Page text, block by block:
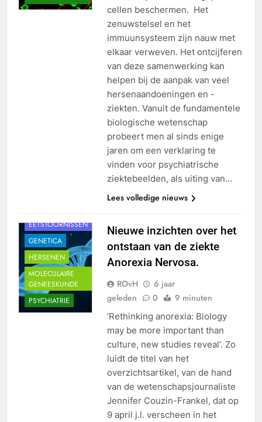
cellen beschermen. Het
zenuwstelsel en het
immuunsysteem zijn nauw met
elkaar verweven. Het ontcijferen
van deze samenwerking kan
helpen bij de aanpak van veel
hersenaandoeningen en -
ziekten. Vanuit de fundamentele
biologische wetenschap
probeert men al sinds enige
jaren om een verklaring te
vinden voor psychiatrische
ziektebeelden, als uiting van…
Lees volledige nieuws
EETSTOORNISSEN
GENETICA
HERSENEN
MOLECULAIRE
GENEESKUNDE
PSYCHIATRIE
Nieuwe inzichten over het
ontstaan van de ziekte
Anorexia Nervosa.
ROvH
6 jaar
geleden
0 9 minuten
‘Rethinking anorexia: Biology
may be more important than
culture, new studies reveal’. Zo
luidt de titel van het
overzichtsartikel, van de hand
van de wetenschapsjournaliste
Jennifer Couzin-Frankel, dat op
9 april j.l. verscheen in het